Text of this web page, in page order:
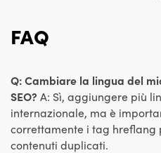
FAQ
Q: Cambiare la lingua del
SEO? A: Sì, aggiungere più
internazionale, ma è
correttamente i tag
contenuti duplicati.